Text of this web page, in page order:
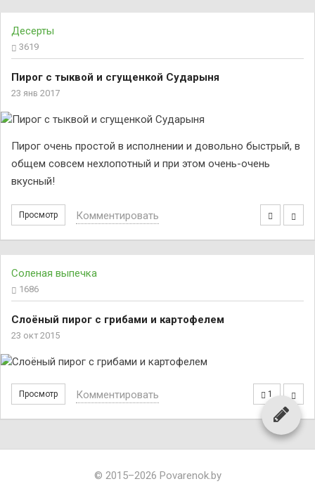
Десерты
3619
Пирог с тыквой и сгущенкой Сударыня
23 янв 2017
Пирог очень простой в исполнении и довольно быстрый, в
общем совсем нехлопотный и при этом очень-очень
вкусный!
Просмотр Комментировать
Соленая выпечка
1686
Слоёный пирог с грибами и картофелем
23 окт 2015
Просмотр 1
Комментировать
© 2015–2026 Povarenok.by